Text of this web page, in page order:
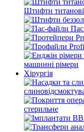
Штифти
машинні рімери
Хірургія
стерильне